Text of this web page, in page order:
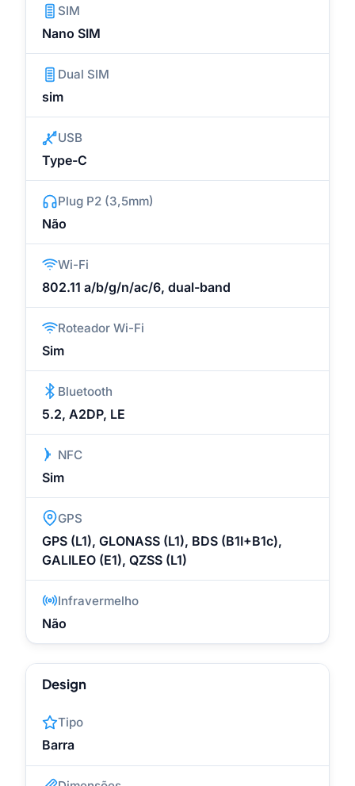
SIM
Nano SIM
Dual SIM
sim
USB
Type-C
Plug P2 (3,5mm)
Não
Wi-Fi
802.11 a/b/g/n/ac/6, dual-band
Roteador Wi-Fi
Sim
Bluetooth
5.2, A2DP, LE
NFC
Sim
GPS
GPS (L1), GLONASS (L1), BDS (B1I+B1c),
GALILEO (E1), QZSS (L1)
Infravermelho
Não
Design
Tipo
Barra